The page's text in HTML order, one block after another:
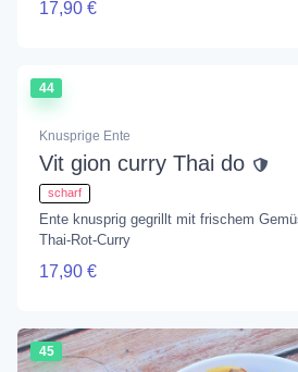
17,90 €
44
Knusprige Ente
Vit gion curry Thai do
scharf
Ente knusprig gegrillt mit frischem
Thai-Rot-Curry
17,90 €
45